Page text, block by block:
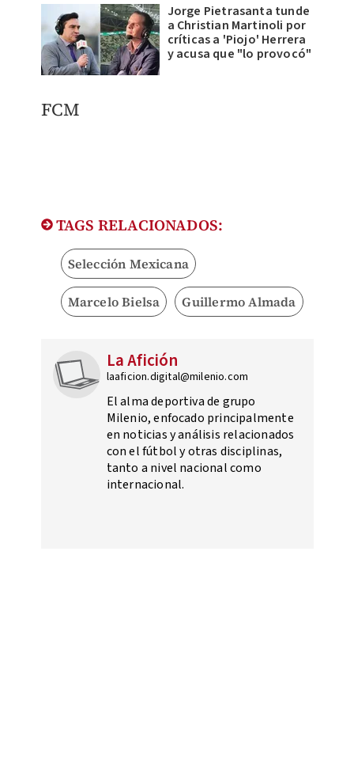
Jorge Pietrasanta tunde
a Christian Martinoli por
críticas a 'Piojo' Herrera
y acusa que "lo provocó"
FCM
TAGS RELACIONADOS:
Selección Mexicana
Marcelo Bielsa Guillermo Almada
La Afición
laaficion.digital@milenio.com
El alma deportiva de grupo
Milenio, enfocado principalmente
en noticias y análisis relacionados
con el fútbol y otras disciplinas,
tanto a nivel nacional como
internacional.